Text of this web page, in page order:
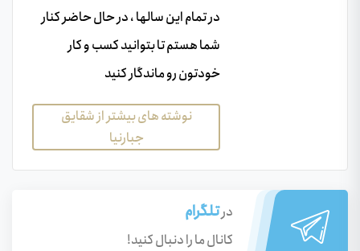
در تمام این سالها ، در حال حاضر کنار
شما هستم تا بتوانید کسب و کار
خودتون رو ماندگار کنید
نوشته های بیشتر از شقایق
جبارنیا
درتلگرام
کانال ما را دنبال کنید!